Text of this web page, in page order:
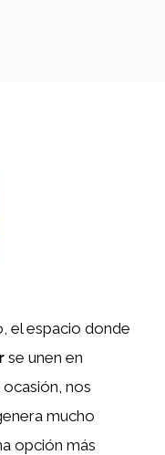
el espacio donde
se unen en
nos
mucho
opción más